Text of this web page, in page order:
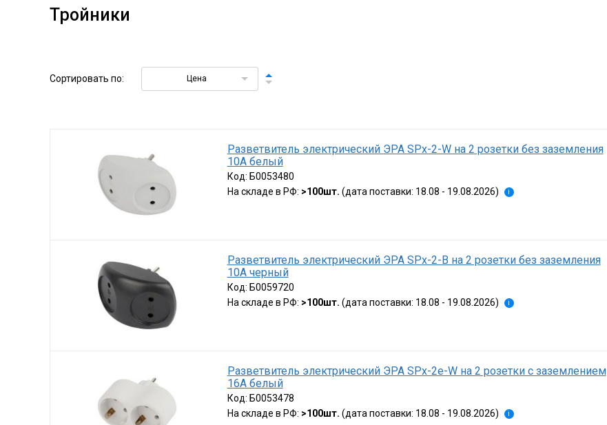
Тройники
Сортировать по: Цена
Разветвитель электрический ЭРА SPx-2-W на 2 розетки без заземления
10А белый
Код: Б0053480
На складе в РФ: >100шт. (дата поставки: 18.08 - 19.08.2026) i
Разветвитель электрический ЭРА SPx-2-B на 2 розетки без заземления
10А черный
Код: Б0059720
На складе в РФ: >100шт. (дата поставки: 18.08 - 19.08.2026) i
Разветвитель электрический ЭРА SPx-2e-W на 2 розетки с заземлением
16А белый
Код: Б0053478
На складе в РФ: >100шт. (дата поставки: 18.08 - 19.08.2026) i